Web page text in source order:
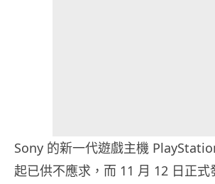
Sony 的新一代遊戲主機
起已供不應求，而 11 月 12 日正式